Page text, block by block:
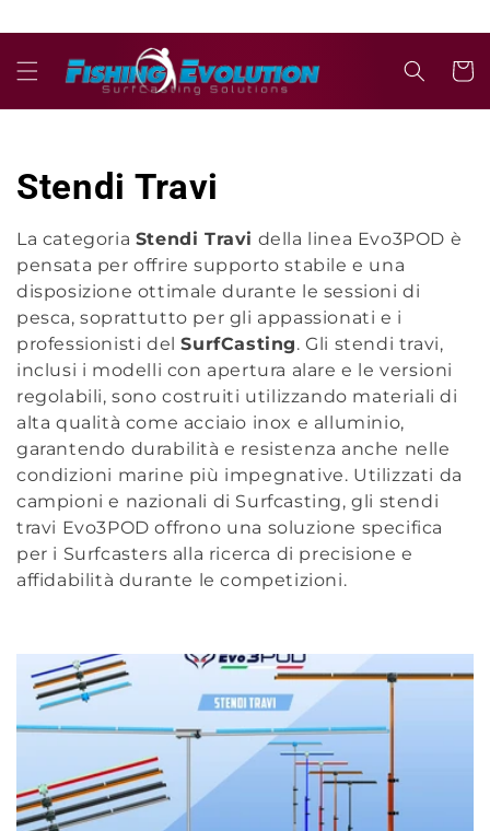
Carrito
C
o
l
e
c
c
i
ó
n
:
Stendi Travi
La categoria Stendi Travi della linea Evo3POD è
pensata per offrire supporto stabile e una
disposizione ottimale durante le sessioni di
pesca, soprattutto per gli appassionati e i
professionisti delSurfCasting. Gli stendi travi,
inclusi i modelli con apertura alare e le versioni
regolabili, sono costruiti utilizzando materiali di
alta qualità come acciaio inox e alluminio,
garantendo durabilità e resistenza anche nelle
condizioni marine più impegnative. Utilizzati da
campioni e nazionali di Surfcasting, gli stendi
travi Evo3POD offrono una soluzione specifica
per i Surfcasters alla ricerca di precisione e
affidabilità durante le competizioni.